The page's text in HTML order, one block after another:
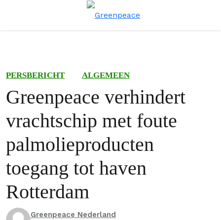
PERSBERICHT ALGEMEEN
Greenpeace verhindert
vrachtschip met foute
palmolieproducten
toegang tot haven
Rotterdam
Greenpeace Nederland